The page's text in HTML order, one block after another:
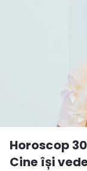
Horoscop
Cine își